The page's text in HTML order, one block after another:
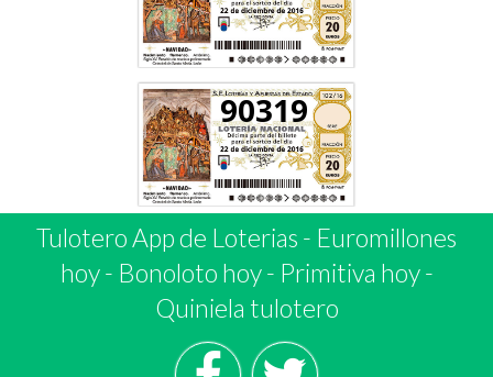
90319
Tulotero App de Loterias - Euromillones
hoy- Bonoloto hoy- Primitiva hoy-
Quiniela tulotero